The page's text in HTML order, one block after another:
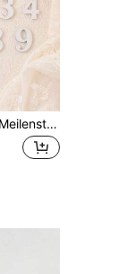
1 Stück Baby Monats-Meilenstein Holzschild, 1-12 Monate Säuglings-Wachstums-Aufzeichnung Foto-Requisite, dekoriert mit rosa Schleife und Blume